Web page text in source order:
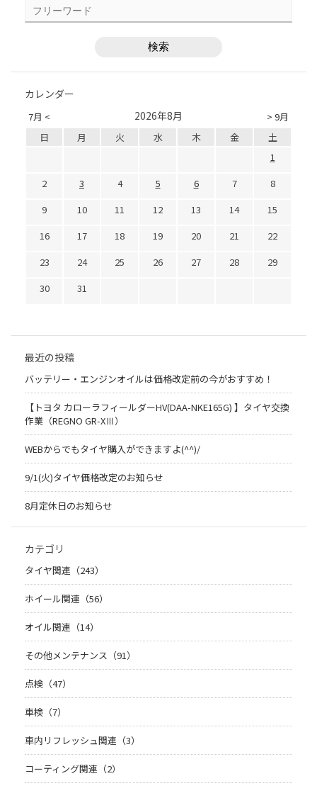
カレンダー
7月 < > 9月
2026年8月
日 月 火 水 木 金
土
1
2
3 4 5 6 7
8
9
10 11 12 13 14
15
16
17 18 19 20 21
22
23
24 25 26 27 28
29
30
31
最近の投稿
バッテリー・エンジンオイルは価格改定前の今がおすすめ！
【トヨタ カローラフィールダーHV(DAA-NKE165G) 】タイヤ交換
作業（REGNO GR-XⅢ）
WEBからでもタイヤ購入ができますよ(^^)/
9/1(火)タイヤ価格改定のお知らせ
8月定休日のお知らせ
カテゴリ
タイヤ関連（243）
ホイール関連（56）
オイル関連（14）
その他メンテナンス（91）
点検（47）
車検（7）
車内リフレッシュ関連（3）
コーティング関連（2）